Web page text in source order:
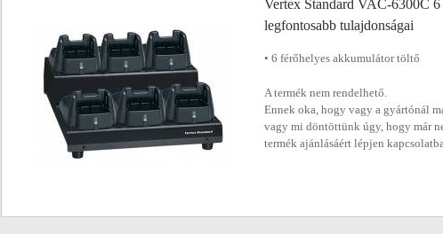
Vertex Standard VAC-6300C
legfontosabb tulajdonságai
• 6 férőhelyes akkumulátor töltő
A termék nem rendelhető.
Ennek oka, hogy vagy a gyártónál
vagy mi döntöttünk úgy, hogy már
termék ajánlásáért lépjen